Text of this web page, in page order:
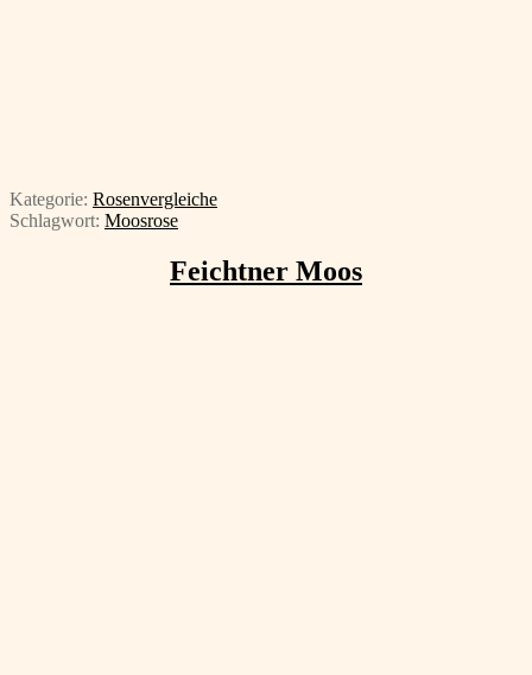
Kategorie: Rosenvergleiche
Schlagwort: Moosrose
Feichtner Moos